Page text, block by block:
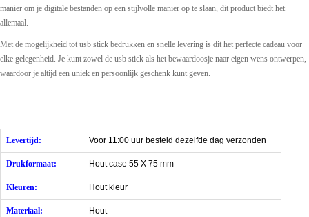
manier om je digitale bestanden op een stijlvolle manier op te slaan, dit product biedt het
allemaal.
Met de mogelijkheid tot usb stick bedrukken en snelle levering is dit het perfecte cadeau voor
elke gelegenheid. Je kunt zowel de usb stick als het bewaardoosje naar eigen wens ontwerpen,
waardoor je altijd een uniek en persoonlijk geschenk kunt geven.
Levertijd: Voor 11:00 uur besteld dezelfde dag verzonden
Drukformaat: Hout case 55 X 75 mm
Kleuren: Hout kleur
Materiaal: Hout